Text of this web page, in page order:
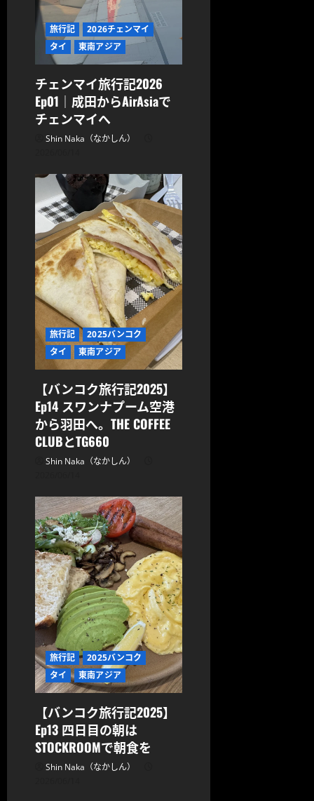
旅行記
2026チェンマイ
タイ
東南アジア
チェンマイ旅行記2026
Ep01｜成田からAirAsiaで
チェンマイへ
Shin Naka（なかしん）
旅行記
2025バンコク
タイ
東南アジア
【バンコク旅行記2025】
Ep14 スワンナプーム空港
から羽田へ。THE COFFEE
CLUBとTG660
Shin Naka（なかしん）
旅行記
2025バンコク
タイ
東南アジア
【バンコク旅行記2025】
Ep13 四日目の朝は
STOCKROOMで朝食を
Shin Naka（なかしん）